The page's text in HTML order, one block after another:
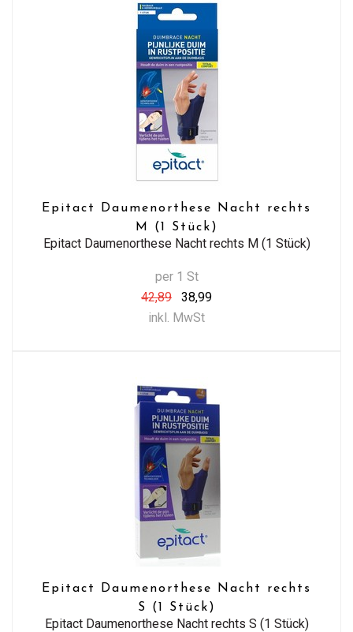
Epitact Daumenorthese Nacht rechts
M (1 Stück)
Epitact Daumenorthese Nacht rechts M (1 Stück)
per 1 St
42,89
38,99
inkl. MwSt
Epitact Daumenorthese Nacht rechts
S (1 Stück)
Epitact Daumenorthese Nacht rechts S (1 Stück)